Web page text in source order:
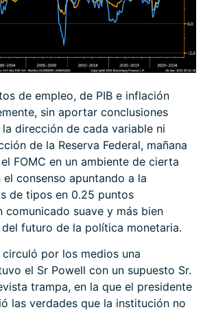
de empleo, de PIB e inflación
sin aportar conclusiones
dirección de cada variable ni
de la Reserva Federal, mañana
FOMC en un ambiente de cierta
consenso apuntando a la
de tipos en 0.25 puntos
comunicado suave y más bien
futuro de la política monetaria.
circuló por los medios una
el Sr Powell con un supuesto Sr.
trampa, en la que el presidente
las verdades que la institución no